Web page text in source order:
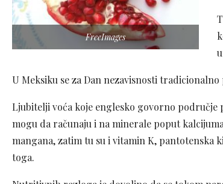
FreeImages
U Meksiku se za Dan nezavisnosti
Ljubitelji voća koje englesko govorno područje
mogu da računaju i na minerale poput
mangana, zatim tu su i vitamin K, pantotenska
toga.